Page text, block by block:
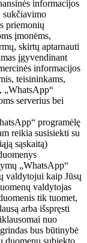
informacijos
sukčiavimo
priemonių
įmonėms,
skirtų aptarnauti
įgyvendinant
informacijos
teisininkams,
„WhatsApp“
serverius bei
programėlę
reikia susisiekti su
sąskaitą)
„WhatsApp“
valdytojui kaip Jūsų
valdytojas
tik tuomet,
arba išspręsti
nuo
bus būtinybė
duomenų subjekto